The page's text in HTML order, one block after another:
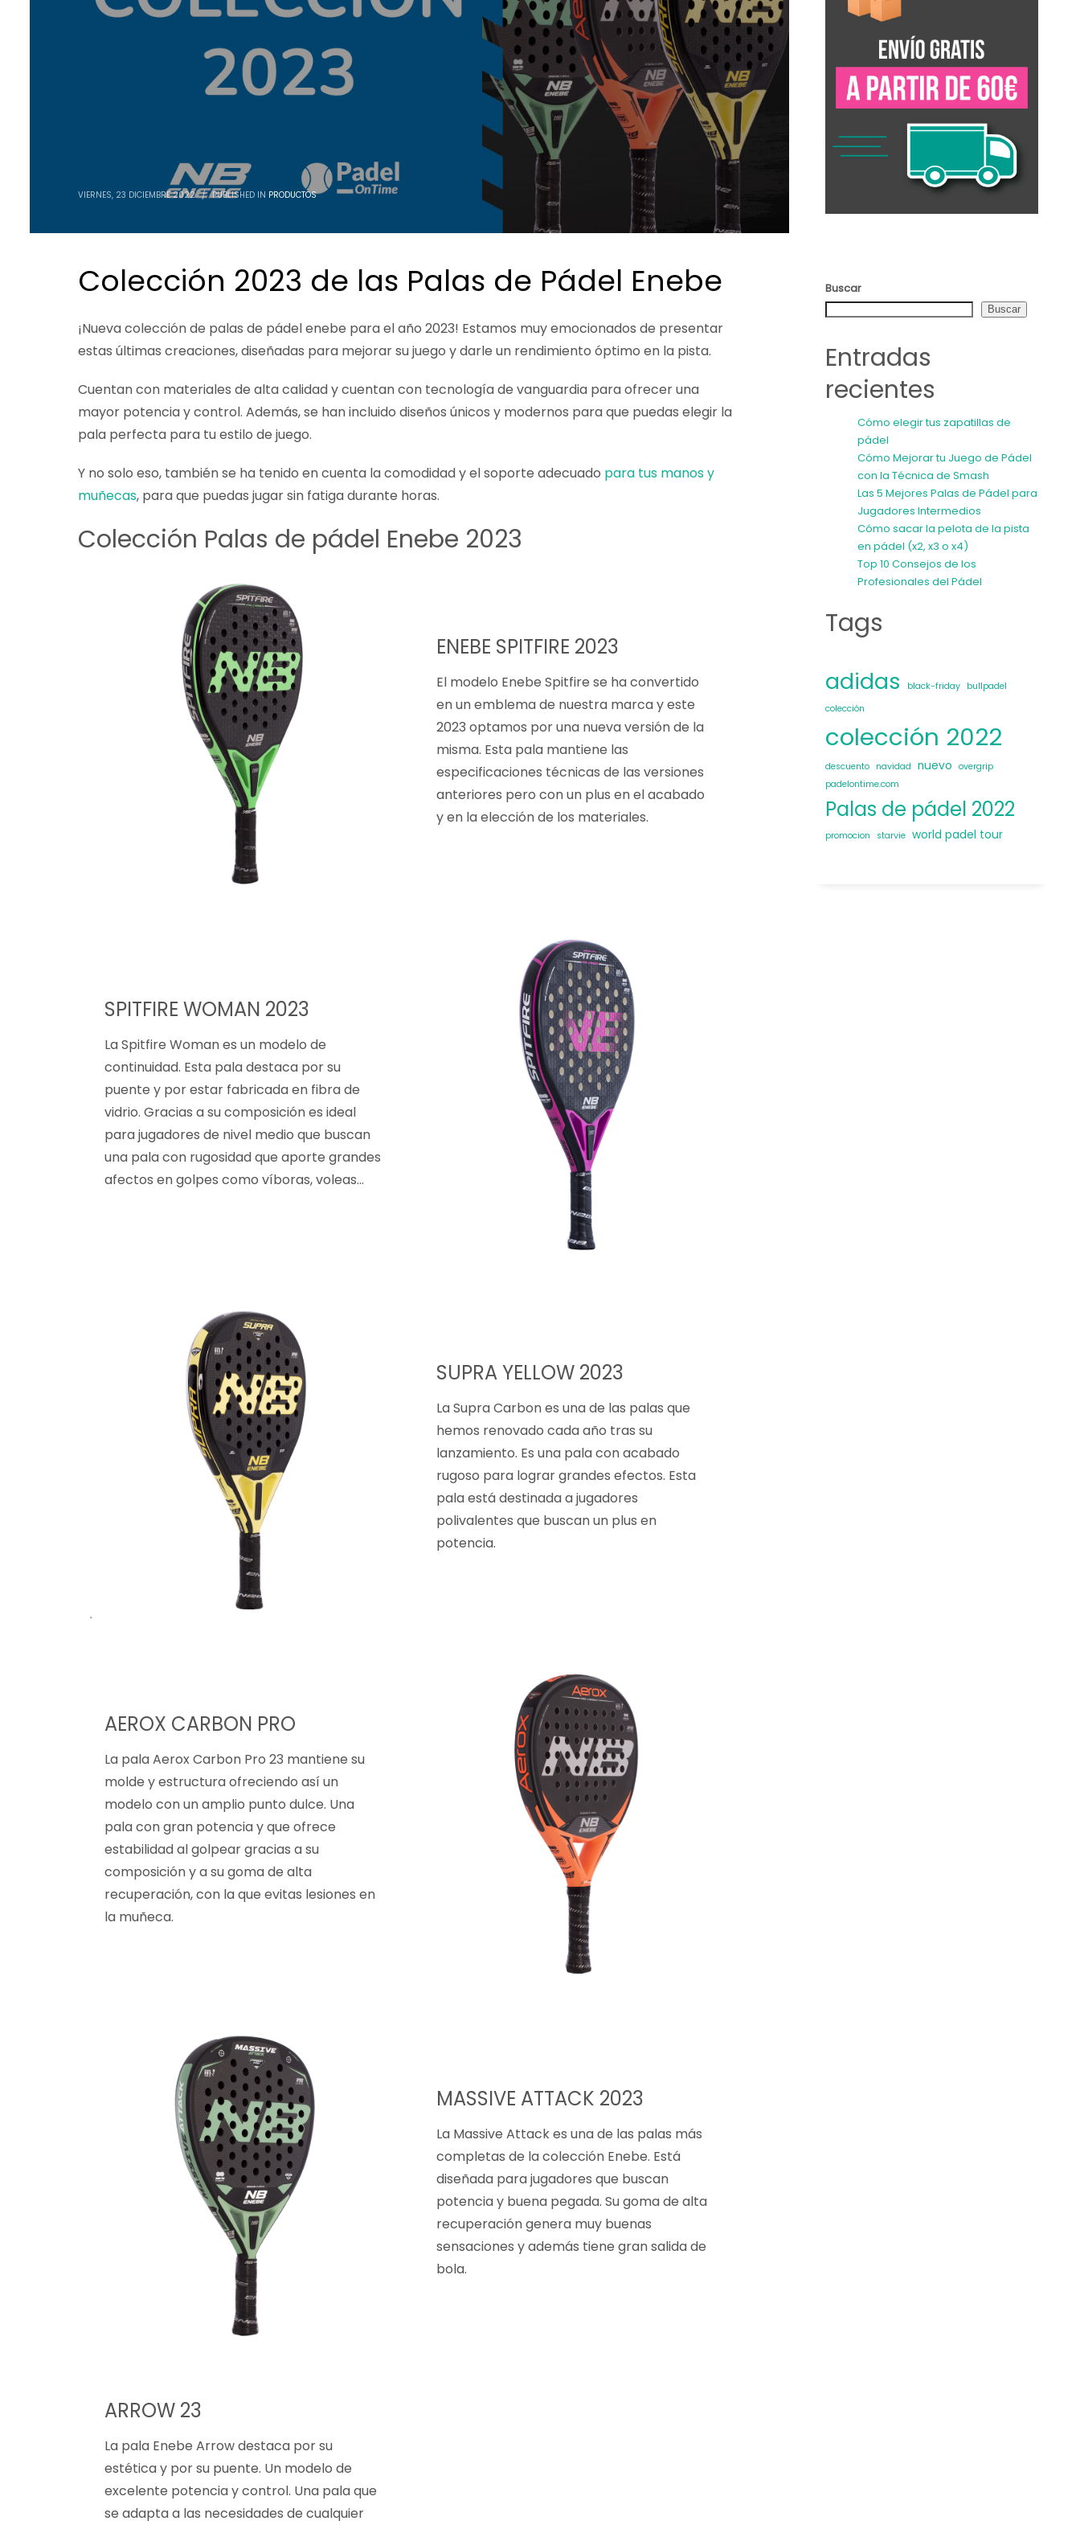
noviembre 2022
enero 2022
noviembre 2021
Categorías
Productos
Promociones
Rebajas
VIERNES, 23 DICIEMBRE 2022 / PUBLISHED IN PRODUCTOS
Colección 2023 de las Palas de Pádel Enebe
¡Nueva colección de palas de pádel enebe para el año 2023! Estamos muy emocionados de presentar
estas últimas creaciones, diseñadas para mejorar su juego y darle un rendimiento óptimo en la pista.
Cuentan con materiales de alta calidad y cuentan con tecnología de vanguardia para ofrecer una
mayor potencia y control. Además, se han incluido diseños únicos y modernos para que puedas elegir la
pala perfecta para tu estilo de juego.
Y no solo eso, también se ha tenido en cuenta la comodidad y el soporte adecuado para tus manos y
muñecas, para que puedas jugar sin fatiga durante horas.
Colección Palas de pádel Enebe 2023
ENEBE SPITFIRE 2023
El modelo Enebe Spitfire se ha convertido
en un emblema de nuestra marca y este
2023 optamos por una nueva versión de la
misma. Esta pala mantiene las
especificaciones técnicas de las versiones
anteriores pero con un plus en el acabado
y en la elección de los materiales.
SPITFIRE WOMAN 2023
La Spitfire Woman es un modelo de
continuidad. Esta pala destaca por su
puente y por estar fabricada en fibra de
vidrio. Gracias a su composición es ideal
para jugadores de nivel medio que buscan
una pala con rugosidad que aporte grandes
afectos en golpes como víboras, voleas…
SUPRA YELLOW 2023
La Supra Carbon es una de las palas que
hemos renovado cada año tras su
lanzamiento. Es una pala con acabado
rugoso para lograr grandes efectos. Esta
pala está destinada a jugadores
polivalentes que buscan un plus en
potencia.
AEROX CARBON PRO
La pala Aerox Carbon Pro 23 mantiene su
molde y estructura ofreciendo así un
modelo con un amplio punto dulce. Una
pala con gran potencia y que ofrece
estabilidad al golpear gracias a su
composición y a su goma de alta
recuperación, con la que evitas lesiones en
la muñeca.
MASSIVE ATTACK 2023
La Massive Attack es una de las palas más
completas de la colección Enebe. Está
diseñada para jugadores que buscan
potencia y buena pegada. Su goma de alta
recuperación genera muy buenas
sensaciones y además tiene gran salida de
bola.
ARROW 23
La pala Enebe Arrow destaca por su
estética y por su puente. Un modelo de
excelente potencia y control. Una pala que
se adapta a las necesidades de cualquier
Buscar
Buscar
Entradas
recientes
Cómo elegir tus zapatillas de
pádel
Cómo Mejorar tu Juego de Pádel
con la Técnica de Smash
Las 5 Mejores Palas de Pádel para
Jugadores Intermedios
Cómo sacar la pelota de la pista
en pádel (x2, x3 o x4)
Top 10 Consejos de los
Profesionales del Pádel
Tags
adidas black-friday bullpadel
colección
colección 2022
descuento navidad nuevo overgrip
padelontime.com
Palas de pádel 2022
promocion starvie world padel tour